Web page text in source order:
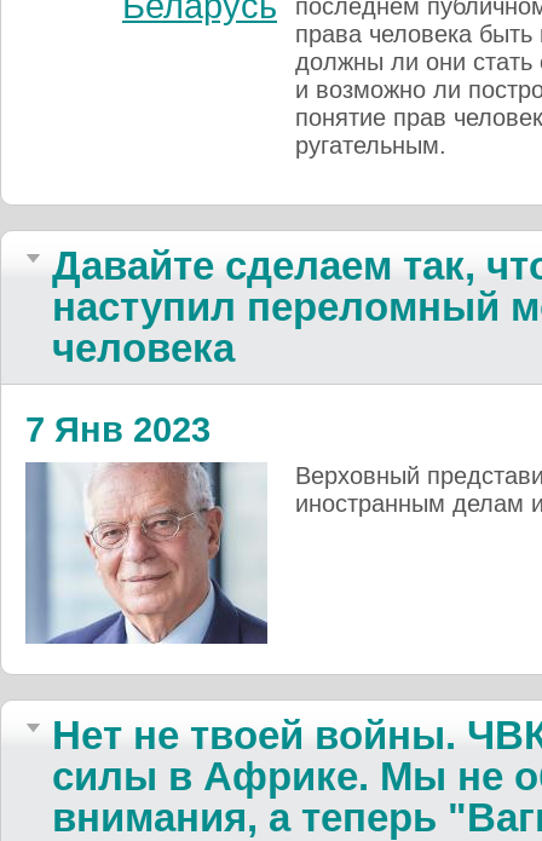
последнем
права человека
должны ли они
и возможно ли
понятие прав
ругательным.
Давайте сделаем так,
наступил пе­ре­лом­ный
че­ло­века
7 Янв 2023
Верховный
иностранным делам
Нет не твоей войны.
силы в Африке. Мы не
внимания, а теперь